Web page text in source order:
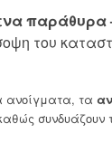
παράθυρα
του
ανοίγματα, τα
συνδυάζουν